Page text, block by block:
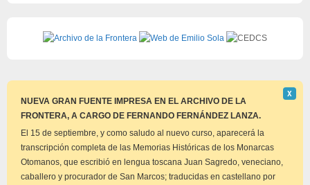
NUEVA GRAN FUENTE IMPRESA EN EL ARCHIVO DE LA
FRONTERA, A CARGO DE FERNANDO FERNÁNDEZ LANZA.
este
Χ
El 15 de septiembre, y como saludo al nuevo curso, aparecerá la
transcripción completa de las Memorias Históricas de los Monarcas
Otomanos, que escribió en lengua toscana Juan Sagredo, veneciano,
caballero y procurador de San Marcos; traducidas en castellano por